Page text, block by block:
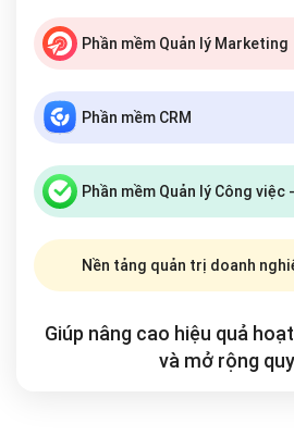
Phần mềm Quản lý Marketing
Phần mềm CRM
Phần mềm Quản lý Công việc
Nền tảng quản trị doanh
Giúp nâng cao hiệu quả
và mở rộng